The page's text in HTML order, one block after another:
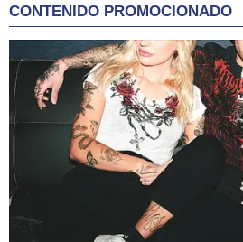
CONTENIDO PROMOCIONADO